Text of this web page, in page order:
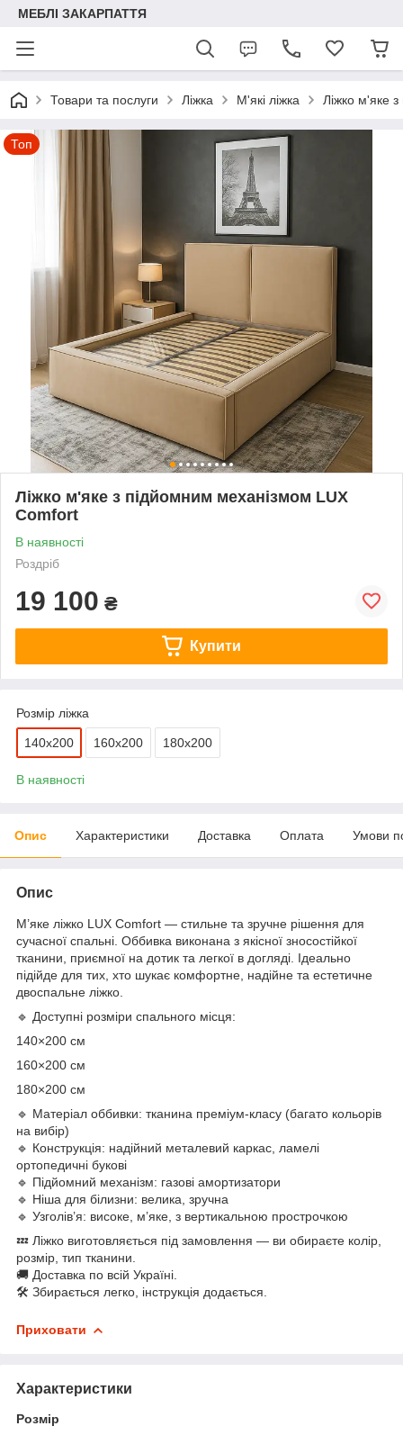
МЕБЛІ ЗАКАРПАТТЯ
Товари та послуги Ліжка М'які ліжка Ліжко м'яке
Топ
Ліжко м'яке з підйомним механізмом LUX
Comfort
В наявності
Роздріб
19 100 ₴
Купити
Розмір ліжка
140х200 160х200 180х200
В наявності
Опис Характеристики Доставка Оплата Умови
Опис
М’яке ліжко LUX Comfort — стильне та зручне рішення для
сучасної спальні. Оббивка виконана з якісної зносостійкої
тканини, приємної на дотик та легкої в догляді. Ідеально
підійде для тих, хто шукає комфортне, надійне та естетичне
двоспальне ліжко.
🔹 Доступні розміри спального місця:
140×200 см
160×200 см
180×200 см
🔹 Матеріал оббивки: тканина преміум-класу (багато кольорів
на вибір)
🔹 Конструкція: надійний металевий каркас, ламелі
ортопедичні букові
🔹 Підйомний механізм: газові амортизатори
🔹 Ніша для білизни: велика, зручна
🔹 Узголів’я: високе, м’яке, з вертикальною прострочкою
💤 Ліжко виготовляється під замовлення — ви обираєте колір,
розмір, тип тканини.
🚚 Доставка по всій Україні.
🛠️ Збирається легко, інструкція додається.
Приховати
Характеристики
Розмір